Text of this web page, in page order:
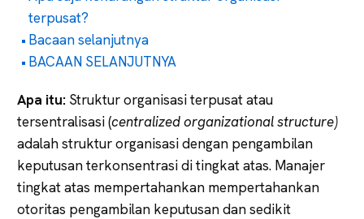
terpusat?
Bacaan selanjutnya
BACAAN SELANJUTNYA
Apa itu: Struktur organisasi terpusat atau
tersentralisasi (centralized organizational structure)
adalah struktur organisasi dengan pengambilan
keputusan terkonsentrasi di tingkat atas. Manajer
tingkat atas mempertahankan mempertahankan
otoritas pengambilan keputusan dan sedikit